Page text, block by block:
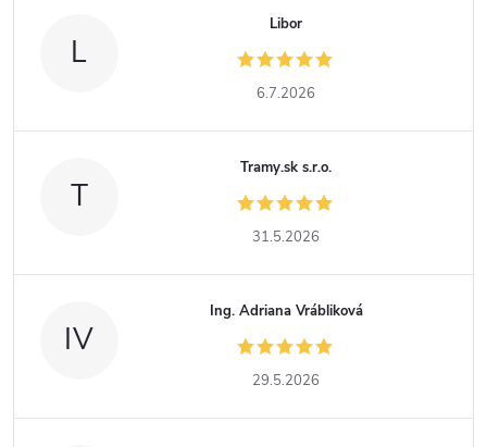
L
Libor
6.7.2026
T
Tramy.sk s.r.o.
31.5.2026
IV
Ing. Adriana Vrábliková
29.5.2026